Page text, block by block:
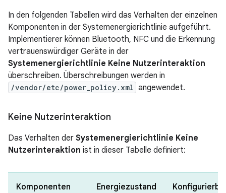
In den folgenden Tabellen wird das Verhalten der einzelnen
Komponenten in der Systemenergierichtlinie aufgeführt.
Implementierer können Bluetooth, NFC und die Erkennung
vertrauenswürdiger Geräte in der
Systemenergierichtlinie Keine Nutzerinteraktion
überschreiben. Überschreibungen werden in
/vendor/etc/power_policy.xml angewendet.
Keine Nutzerinteraktion
Das Verhalten der Systemenergierichtlinie Keine
Nutzerinteraktion ist in dieser Tabelle definiert:
Komponenten Energiezustand